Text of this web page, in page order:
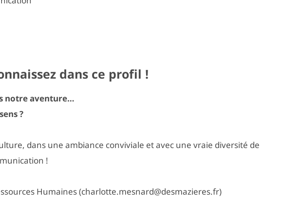
dans ce profil !
notre aventure…
?
dans une ambiance conviviale et avec une vraie diversité de
!
Humaines (charlotte.mesnard@desmazieres.fr)